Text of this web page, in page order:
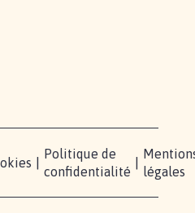
Politique de
confidentialité
légales